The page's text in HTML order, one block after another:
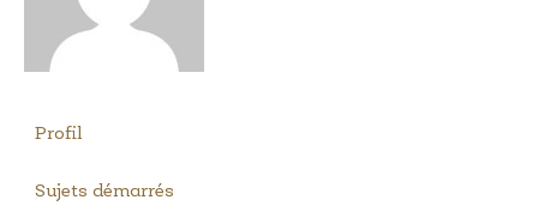
Profil
Sujets démarrés